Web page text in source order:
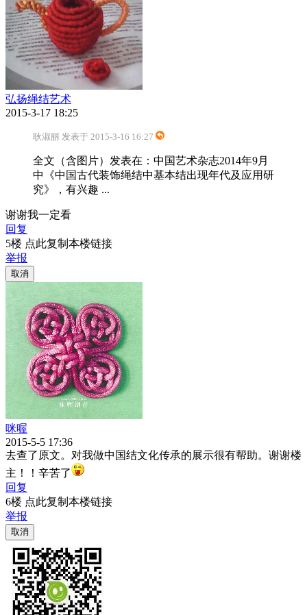
弘扬绳结艺术
2015-3-17 18:25
耿淑丽 发表于 2015-3-16 16:27
全文（含图片）发表在：中国艺术杂志2014年9月
中《中国古代装饰绳结中基本结出现年代及应用研
究》，有兴趣 ...
谢谢我一定看
回复
5楼 点此复制本楼链接
举报
取消
咪喔
2015-5-5 17:36
去查了原文。对我做中国结文化传承的展示很有帮助。谢谢楼
主！！辛苦了
回复
6楼 点此复制本楼链接
举报
取消